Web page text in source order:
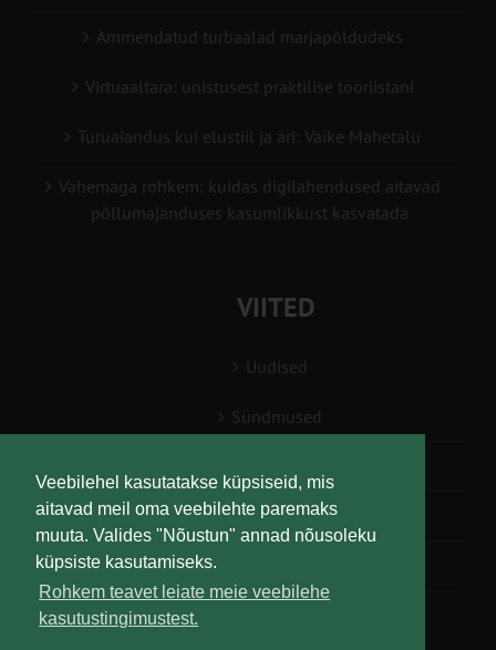
Veebilehel kasutatakse küpsiseid, mis
aitavad meil oma veebilehte paremaks
muuta. Valides "Nõustun" annad nõusoleku
küpsiste kasutamiseks.
Rohkem teavet leiate meie veebilehe
kasutustingimustest.
Ammendatud turbaalad marjapõldudeks
Virtuaaltara: unistusest praktilise tööriistani
Turuaiandus kui elustiil ja äri: Väike Mahetalu
Vähemaga rohkem: kuidas digilahendused aitavad
põllumajanduses kasumlikkust kasvatada
VIITED
Uudised
Sündmused
Teabesalv
Liitu uudiskirjaga